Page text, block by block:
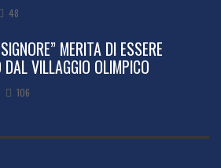
48
MERITA DI ESSERE
VILLAGGIO OLIMPICO
106